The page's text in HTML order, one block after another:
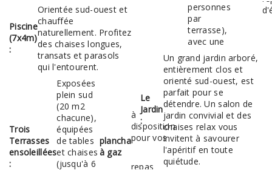
Piscine
(7x4m)
:
Orientée sud-ouest et
chauffée
naturellement. Profitez
des chaises longues,
transats et parasols
qui l'entourent.
Trois
Terrasses
ensoleillées
:
Exposées
plein sud
(20 m2
chacune),
équipées
de tables
et chaises
(jusqu'à 6
personnes
par
terrasse),
avec une
plancha
à gaz
à
disposition
pour vos
repas
Le
Jardin
:
Un grand jardin arboré,
entièrement clos et
orienté sud-ouest, est
parfait pour se
détendre. Un salon de
jardin convivial et des
chaises relax vous
invitent à savourer
l'apéritif en toute
quiétude.